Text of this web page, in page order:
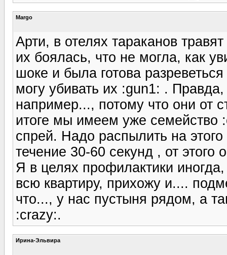
Margo
Арти, в отелях тараканов
их боялась, что не могла, как
шоке и была готова
могу убивать их :gun1: .
например..., потому что они от
итоге мы имеем уже семейство
спрей. Надо распылить на
течение 30-60 секунд , от этого
Я в целях профилактики
всю квартиру, прихожу и....
что..., у нас пустыня рядом, а
:crazy:.
Ирина-Эльвира